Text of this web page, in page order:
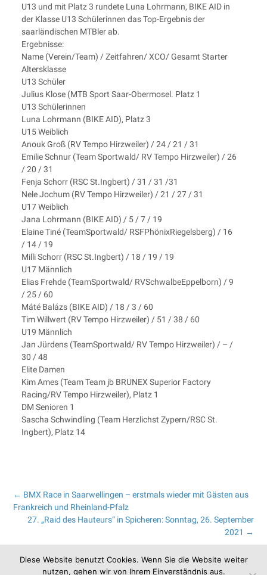
U13 und mit Platz 3 rundete Luna Lohrmann, BIKE AID in
der Klasse U13 Schülerinnen das Top-Ergebnis der
saarländischen MTBler ab.
Ergebnisse:
Name (Verein/Team) / Zeitfahren/ XCO/ Gesamt Starter
Altersklasse
U13 Schüler
Julius Klose (MTB Sport Saar-Obermosel. Platz 1
U13 Schülerinnen
Luna Lohrmann (BIKE AID), Platz 3
U15 Weiblich
Anouk Groß (RV Tempo Hirzweiler) / 24 / 21 / 31
Emilie Schnur (Team Sportwald/ RV Tempo Hirzweiler) / 26
/ 20 / 31
Fenja Schorr (RSC St.Ingbert) / 31 / 31 /31
Nele Jochum (RV Tempo Hirzweiler) / 21 / 27 / 31
U17 Weiblich
Jana Lohrmann (BIKE AID) / 5 / 7 / 19
Elaine Tiné (TeamSportwald/ RSFPhönixRiegelsberg) / 16
/ 14 / 19
Milli Schorr (RSC St.Ingbert) / 18 / 19 / 19
U17 Männlich
Elias Frehde (TeamSportwald/ RVSchwalbeEppelborn) / 9
/ 25 / 60
Máté Balázs (BIKE AID) / 18 / 3 / 60
Tim Willwert (RV Tempo Hirzweiler) / 51 / 38 / 60
U19 Männlich
Jan Jürdens (TeamSportwald/ RV Tempo Hirzweiler) / – /
30 / 48
Elite Damen
Kim Ames (Team Team jb BRUNEX Superior Factory
Racing/RV Tempo Hirzweiler), Platz 1
DM Senioren 1
Sascha Schwindling (Team Herzlichst Zypern/RSC St.
Ingbert), Platz 14
Post
navigation
← BMX Race in Saarwellingen – erstmals wieder mit Gästen aus
Frankreich und Rheinland-Pfalz
27. „Raid des Hauteurs“ in Spicheren: Sonntag, 26. September
2021 →
Diese Website benutzt Cookies. Wenn Sie die Website weiter
nutzen, gehen wir von Ihrem Einverständnis aus.